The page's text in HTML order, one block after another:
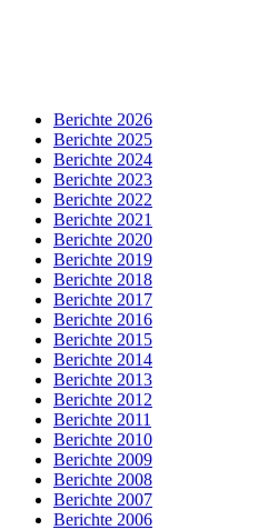
Berichte 2026
Berichte 2025
Berichte 2024
Berichte 2023
Berichte 2022
Berichte 2021
Berichte 2020
Berichte 2019
Berichte 2018
Berichte 2017
Berichte 2016
Berichte 2015
Berichte 2014
Berichte 2013
Berichte 2012
Berichte 2011
Berichte 2010
Berichte 2009
Berichte 2008
Berichte 2007
Berichte 2006